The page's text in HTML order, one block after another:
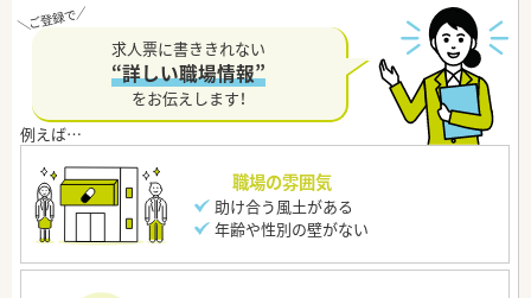
求人票に書ききれない
“詳しい職場情報”
をお伝えします！
職場の雰囲気
助け合う風土がある
年齢や性別の壁がない